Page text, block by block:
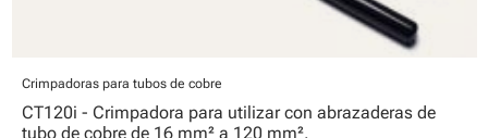
Crimpadoras para tubos de cobre
CT120i - Crimpadora para utilizar con abrazaderas de
tubo de cobre de 16 mm² a 120 mm².